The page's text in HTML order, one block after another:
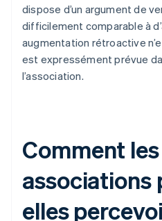
dispose d’un argument de
difficilement comparable à
augmentation rétroactive
est expressément prévue
l’association.
Comment les
associations
elles